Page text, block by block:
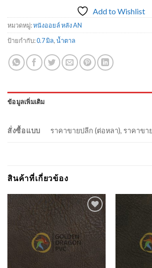
Add to Wishlist
หมวดหมู่:หนังออยล์ หลัง AN
ป้ายกำกับ:0.7 มิล,น้ำตาล
ข้อมูลเพิ่มเติม
สั่งซื้อแบบ ราคาขายปลีก (ต่อหลา), ราคาขา
สินค้าที่เกี่ยวข้อง
Add to
Wishlist